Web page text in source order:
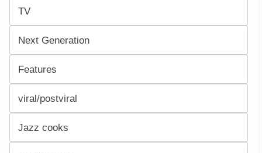
TV
Next Generation
Features
viral/postviral
Jazz cooks